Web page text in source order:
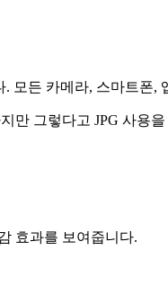
모든 카메라, 스마트폰,
만 그렇다고 JPG 사용
효과를 보여줍니다.